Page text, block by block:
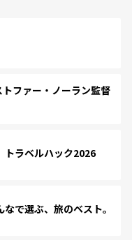
ファー・ノーラン監督
ラベルハック2026
で選ぶ、旅のベスト。